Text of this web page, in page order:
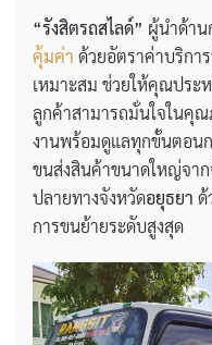
“รังสิตรถสไลด์” ผู้นำด้าน
คุ้มค่า ด้วยอัตราค่าบริกา
เหมาะสม ช่วยให้คุณประ
ลูกค้าสามารถมั่นใจในคุ
งานพร้อมดูแลทุกขั้นตอน
ขนส่งสินค้าขนาดใหญ่จาก
ปลายทางจังหวัดอยุธยา ด้
การขนย้ายระดับสูงสุด